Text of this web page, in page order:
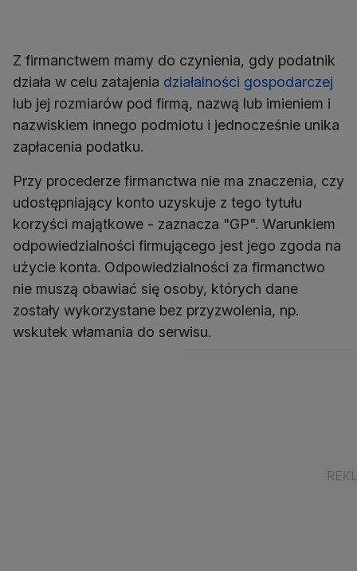
Z firmanctwem mamy do czynienia, gdy podatnik
działa w celu zatajenia działalności gospodarczej
lub jej rozmiarów pod firmą, nazwą lub imieniem i
nazwiskiem innego podmiotu i jednocześnie unika
zapłacenia podatku.
Przy procederze firmanctwa nie ma znaczenia, czy
udostępniający konto uzyskuje z tego tytułu
korzyści majątkowe - zaznacza "GP". Warunkiem
odpowiedzialności firmującego jest jego zgoda na
użycie konta. Odpowiedzialności za firmanctwo
nie muszą obawiać się osoby, których dane
zostały wykorzystane bez przyzwolenia, np.
wskutek włamania do serwisu.